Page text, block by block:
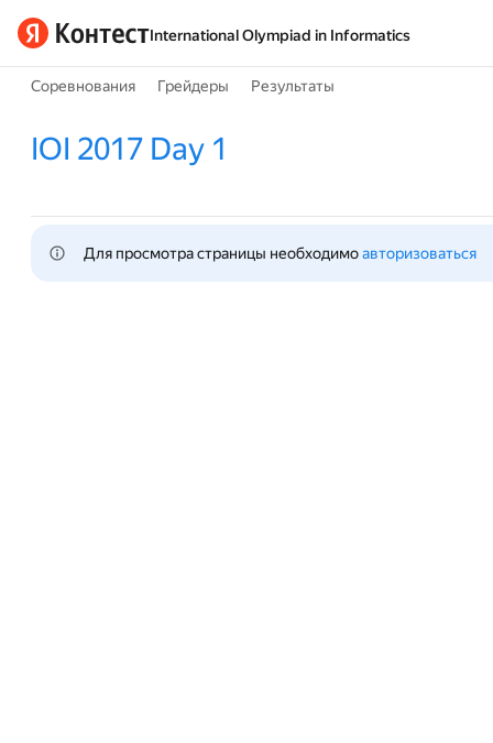
International Olympiad in Informatics
Соревнования Грейдеры Результаты
IOI 2017 Day 1
Для просмотра страницы необходимо авторизоваться